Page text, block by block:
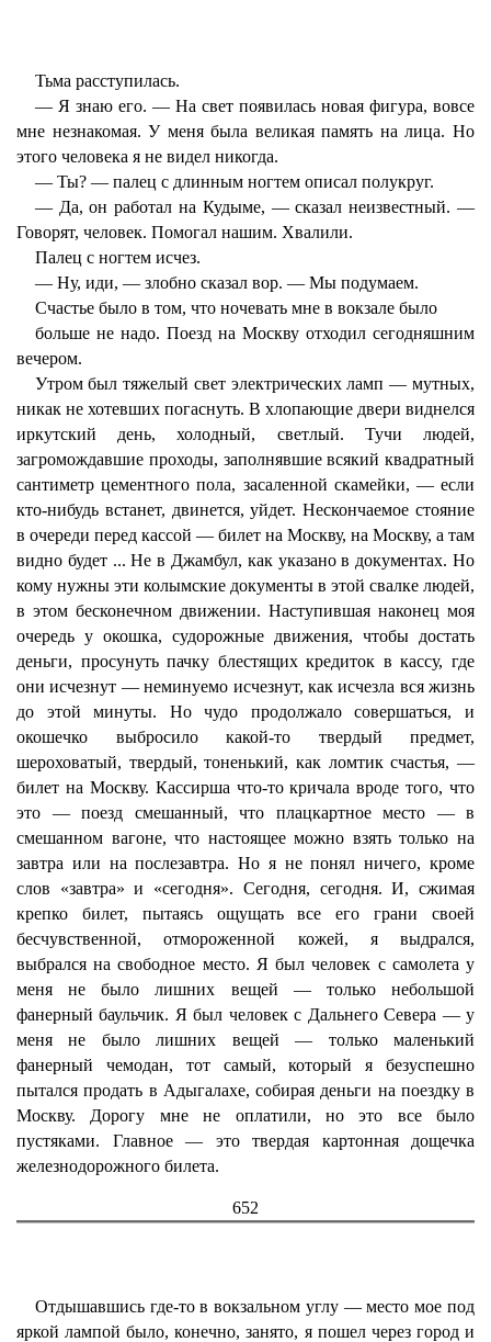
Тьма расступилась.
— Я знаю его. — На свет появилась новая фигура, вовсе
мне незнакомая. У меня была великая память на лица. Но
этого человека я не видел никогда.
— Ты? — палец с длинным ногтем описал полукруг.
— Да, он работал на Кудыме, — сказал неизвестный. —
Говорят, человек. Помогал нашим. Хвалили.
Палец с ногтем исчез.
— Ну, иди, — злобно сказал вор. — Мы подумаем.
Счастье было в том, что ночевать мне в вокзале было
больше не надо. Поезд на Москву отходил сегодняшним
вечером.
Утром был тяжелый свет электрических ламп — мутных,
никак не хотевших погаснуть. В хлопающие двери виднелся
иркутский день, холодный, светлый. Тучи людей,
загромождавшие проходы, заполнявшие всякий квадратный
сантиметр цементного пола, засаленной скамейки, — если
кто-нибудь встанет, двинется, уйдет. Нескончаемое стояние
в очереди перед кассой — билет на Москву, на Москву, а там
видно будет ... Не в Джамбул, как указано в документах. Но
кому нужны эти колымские документы в этой свалке людей,
в этом бесконечном движении. Наступившая наконец моя
очередь у окошка, судорожные движения, чтобы достать
деньги, просунуть пачку блестящих кредиток в кассу, где
они исчезнут — неминуемо исчезнут, как исчезла вся жизнь
до этой минуты. Но чудо продолжало совершаться, и
окошечко выбросило какой-то твердый предмет,
шероховатый, твердый, тоненький, как ломтик счастья, —
билет на Москву. Кассирша что-то кричала вроде того, что
это — поезд смешанный, что плацкартное место — в
смешанном вагоне, что настоящее можно взять только на
завтра или на послезавтра. Но я не понял ничего, кроме
слов «завтра» и «сегодня». Сегодня, сегодня. И, сжимая
крепко билет, пытаясь ощущать все его грани своей
бесчувственной, отмороженной кожей, я выдрался,
выбрался на свободное место. Я был человек с самолета у
меня не было лишних вещей — только небольшой
фанерный баульчик. Я был человек с Дальнего Севера — у
меня не было лишних вещей — только маленький
фанерный чемодан, тот самый, который я безуспешно
пытался продать в Адыгалахе, собирая деньги на поездку в
Москву. Дорогу мне не оплатили, но это все было
пустяками. Главное — это твердая картонная дощечка
железнодорожного билета.
652
Отдышавшись где-то в вокзальном углу — место мое под
яркой лампой было, конечно, занято, я пошел через город и